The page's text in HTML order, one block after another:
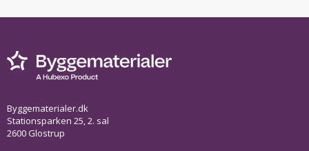
Byggematerialer.dk
Stationsparken 25, 2. sal
2600 Glostrup